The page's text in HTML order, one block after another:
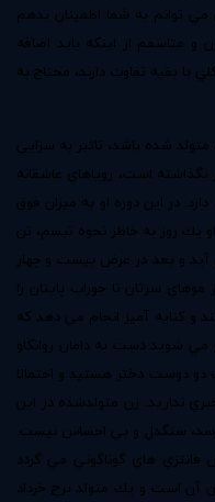
توانم به شما اطمينان بدهم
متاسفم از اينكه بايد اضافه
بقيه تفاوت دارند، محتاج به
شده باشد، تاثير به سزايي
نگذاشته است، روياهاي عاشقانه
در اين دوره او به ميزان فوق
يك روز به خاطر نحوه تبسم، تن
آيد و بعد در عرض بيست و چهار
سرتان تا جوراب پايتان را
و كنايه آميز انجام مي دهد كه
مي شويد دست به دامان روانكاو
دو دوست دختر هستيد و احتمالا
نداريد. زن متولدشده در اين
سنگدل و بي احساس نيست.
هاي گوناگوني مي گردد
آن است و يك متولد برج خرداد